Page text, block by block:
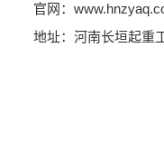
官网：
地址：河南长垣起重